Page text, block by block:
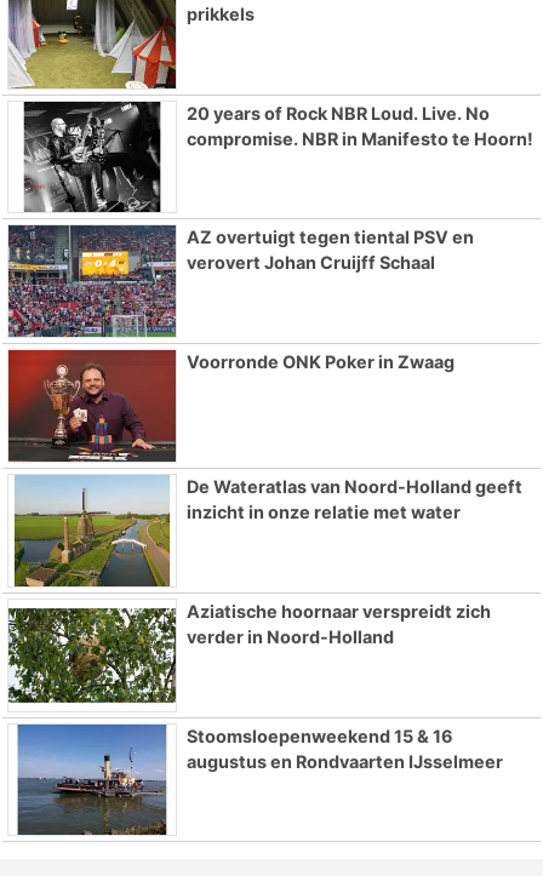
prikkels
20 years of Rock NBR Loud. Live. No
compromise. NBR in Manifesto te Hoorn!
AZ overtuigt tegen tiental PSV en
verovert Johan Cruijff Schaal
Voorronde ONK Poker in Zwaag
De Wateratlas van Noord-Holland geeft
inzicht in onze relatie met water
Aziatische hoornaar verspreidt zich
verder in Noord-Holland
Stoomsloepenweekend 15 & 16
augustus en Rondvaarten IJsselmeer